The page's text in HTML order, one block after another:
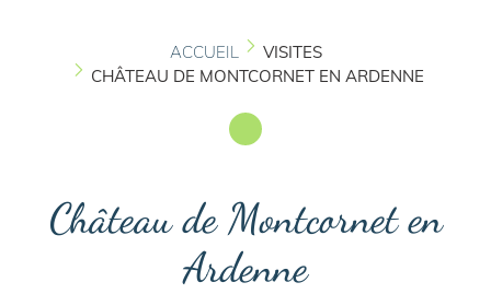
ACCUEIL
VISITES
CHÂTEAU DE MONTCORNET EN ARDENNE
Château de Montcornet en
Ardenne